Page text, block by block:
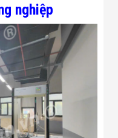
Dự Án Ngành
Thực Phẩm
Dự Án Ngành
Siêu Thị - Ngân
Hàng
Dự Án Ngành
Giáo Dục -
Dự Án Ngành
Điện Tử
Dự Án Ngành
Công An - Quân
nghiệp